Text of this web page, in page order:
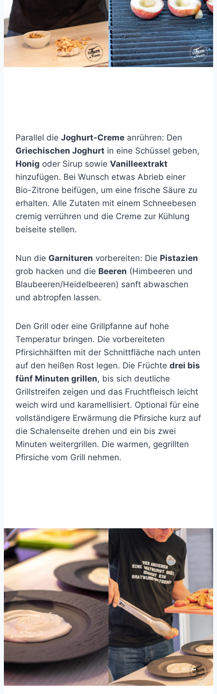
Parallel die Joghurt-Creme anrühren: Den
Griechischen Joghurt in eine Schüssel geben,
Honig oder Sirup sowie Vanilleextrakt
hinzufügen. Bei Wunsch etwas Abrieb einer
Bio-Zitrone beifügen, um eine frische Säure zu
erhalten. Alle Zutaten mit einem Schneebesen
cremig verrühren und die Creme zur Kühlung
beiseite stellen.
Nun die Garnituren vorbereiten: Die Pistazien
grob hacken und die Beeren (Himbeeren und
Blaubeeren/Heidelbeeren) sanft abwaschen
und abtropfen lassen.
Den Grill oder eine Grillpfanne auf hohe
Temperatur bringen. Die vorbereiteten
Pfirsichhälften mit der Schnittfläche nach unten
auf den heißen Rost legen. Die Früchte drei bis
fünf Minuten grillen, bis sich deutliche
Grillstreifen zeigen und das Fruchtfleisch leicht
weich wird und karamellisiert. Optional für eine
vollständigere Erwärmung die Pfirsiche kurz auf
die Schalenseite drehen und ein bis zwei
Minuten weitergrillen. Die warmen, gegrillten
Pfirsiche vom Grill nehmen.